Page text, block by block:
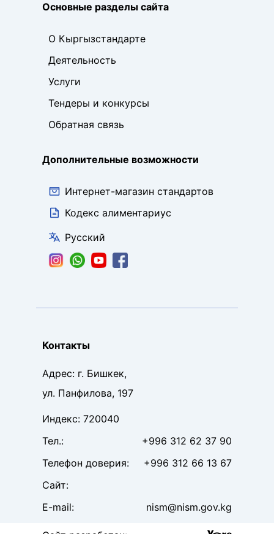
Основные разделы сайта
Дополнительные возможности
О Кыргызстандарте
Деятельность
Услуги
Тендеры и конкурсы
Обратная связь
Интернет-магазин стандартов
Кодекс алиментариус
Русский
Контакты
Адрес: г. Бишкек,
ул. Панфилова, 197
Индекс: 720040
Тел.:
+996 312 62 37 90
Телефон доверия:
+996 312 66 13 67
Сайт:
E-mail:
nism@nism.gov.kg